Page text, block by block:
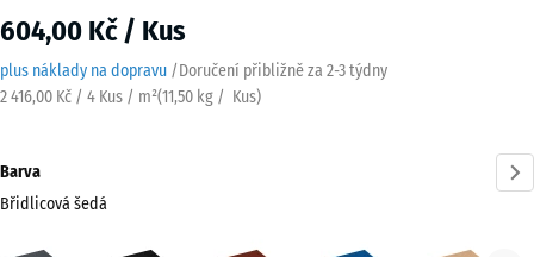
604,00 Kč / Kus
plus náklady na dopravu /Doručení přibližně za 2-3 týdny
2 416,00 Kč / 4 Kus / m²(11,50 kg / Kus)
Barva
Břidlicová šedá
Břidlicová